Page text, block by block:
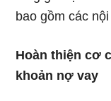
bao gồm các
Hoàn thiện cơ
khoản nợ vay